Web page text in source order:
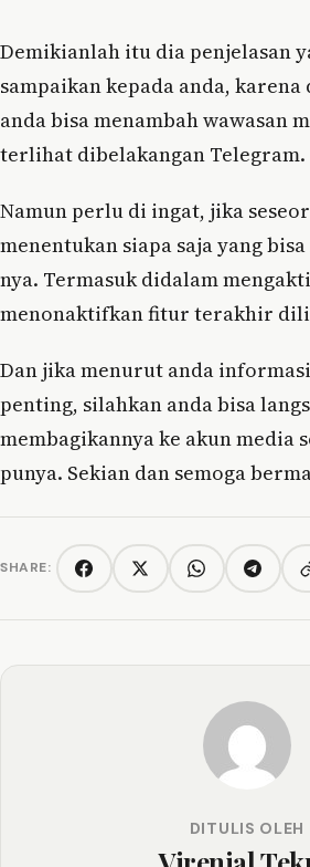
Demikianlah itu dia penjelasan
sampaikan kepada anda,
anda bisa menambah wawasan
terlihat dibelakangan Telegram.
Namun perlu di ingat, jika
menentukan siapa saja yang
nya. Termasuk didalam
menonaktifkan fitur terakhir
Dan jika menurut anda
penting, silahkan anda bisa
membagikannya ke akun media
punya. Sekian dan semoga
SHARE: FacebookTwitter/XWhatsApp
DITULIS OLEH